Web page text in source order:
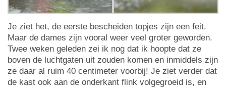
Je ziet het, de eerste bescheiden topjes zijn een feit.
Maar de dames zijn vooral weer veel groter geworden.
Twee weken geleden zei ik nog dat ik hoopte dat ze
boven de luchtgaten uit zouden komen en inmiddels zijn
ze daar al ruim 40 centimeter voorbij! Je ziet verder dat
de kast ook aan de onderkant flink volgegroeid is, en